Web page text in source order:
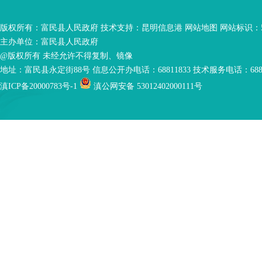
版权所有：富民县人民政府 技术支持： 昆明信息港 网站地图 网站标识：
主办单位：富民县人民政府
@版权所有 未经允许不得复制、镜像
地址：富民县永定街88号 信息公开办电话：68811833 技术服务电话：
滇ICP备20000783号-1
滇公网安备 53012402000111号